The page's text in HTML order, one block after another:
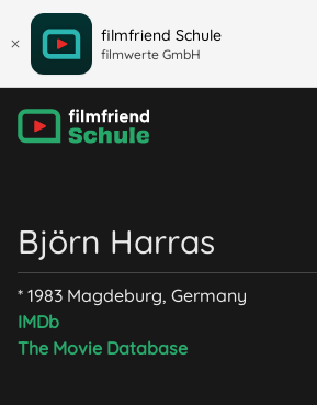
filmfriend Schule
filmwerte GmbH
Björn Harras
* 1983 Magdeburg, Germany
IMDb
The Movie Database